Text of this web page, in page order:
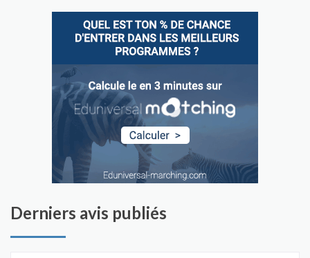
Derniers avis publiés